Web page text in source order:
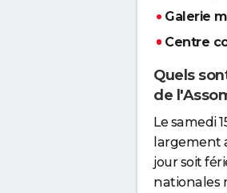
Galerie
Centre
Quels
de
Le samedi
largement
jour soit
nationales